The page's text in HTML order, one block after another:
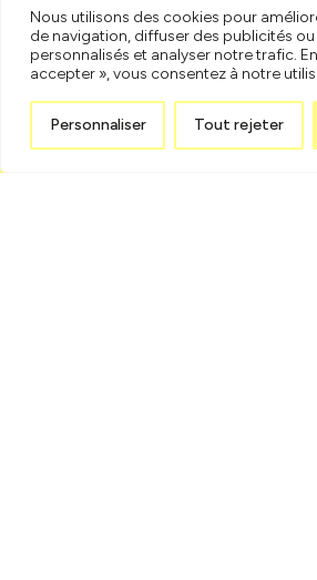
Nous utilisons des cookies pour
de navigation, diffuser des publicités
personnalisés et analyser notre trafic.
accepter », vous consentez à notre
Personnaliser Tout rejeter
Proposition
en ligne
Parce que tout comme vous, nous aimons
Remplissez le formulaire de demande de
reviendrons vers vous, prêts à discuter de